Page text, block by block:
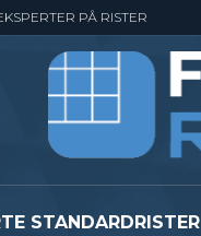
PÅ RISTER
STANDARDRISTER